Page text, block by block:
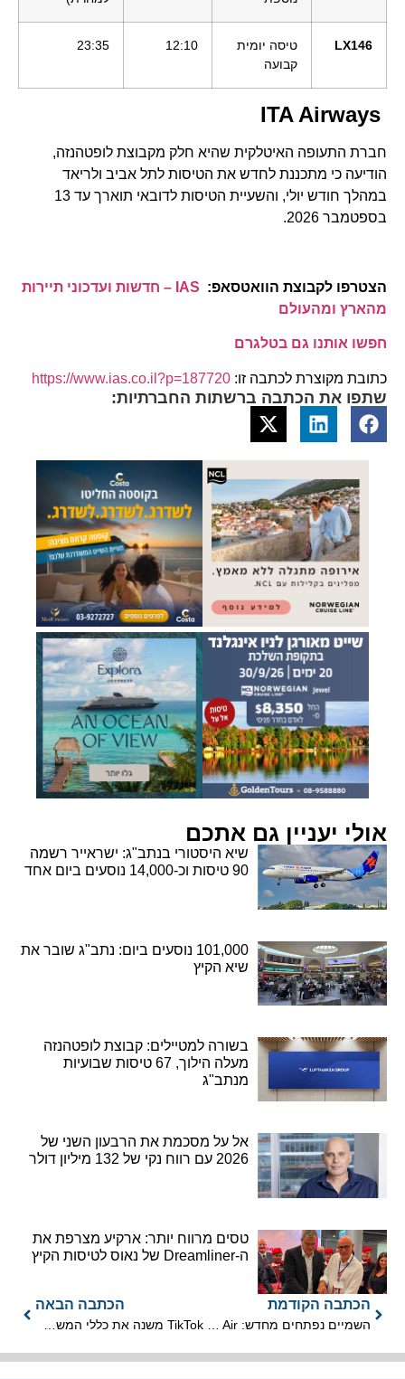
LX146
טיסה יומית
קבועה
12:10
23:35
חברת התעופה האיטלקית שהיא חלק מקבוצת לופטהנזה,
הודיעה כי מתכננת לחדש את הטיסות לתל אביב ולריאד
במהלך חודש יולי, והשעיית הטיסות לדובאי תוארך עד 13
בספטמבר 2026.
הצטרפו לקבוצת הוואטסאפ:
IAS – חדשות ועדכוני תיירות
מהארץ ומהעולם
חפשו אותנו גם בטלגרם
כתובת מקוצרת לכתבה זו: https://www.ias.co.il?p=187720
שתפו את הכתבה ברשתות החברתיות:
אולי יעניין גם אתכם
שיא היסטורי בנתב"ג: ישראייר רשמה
90 טיסות וכ-14,000 נוסעים ביום אחד
101,000 נוסעים ביום: נתב"ג שובר את
שיא הקיץ
בשורה למטיילים: קבוצת לופטהנזה
מעלה הילוך, 67 טיסות שבועיות
מנתב"ג
אל על מסכמת את הרבעון השני של
2026 עם רווח נקי של 132 מיליון דולר
טסים מרווח יותר: ארקיע מצרפת את
ה-Dreamliner של נאוס לטיסות הקיץ
הכתבה הקודמת
השמיים נפתחים מחדש: Wizz Air מכריזה על חזרתה לישראל בסוף החודש
הכתבה הבאה
TikTok משנה את כללי המשחק: מזמינים חופשה ישירות מהאפליקציה